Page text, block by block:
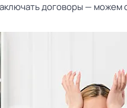
договоры — можем